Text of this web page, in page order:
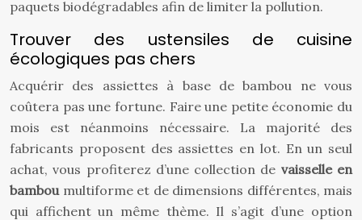
paquets biodégradables afin de limiter la pollution.
Trouver des ustensiles de cuisine
écologiques pas chers
Acquérir des assiettes à base de bambou ne vous
coûtera pas une fortune. Faire une petite économie du
mois est néanmoins nécessaire. La majorité des
fabricants proposent des assiettes en lot. En un seul
achat, vous profiterez d’une collection de vaisselle en
bamboumultiforme et de dimensions différentes, mais
qui affichent un même thème. Il s’agit d’une option